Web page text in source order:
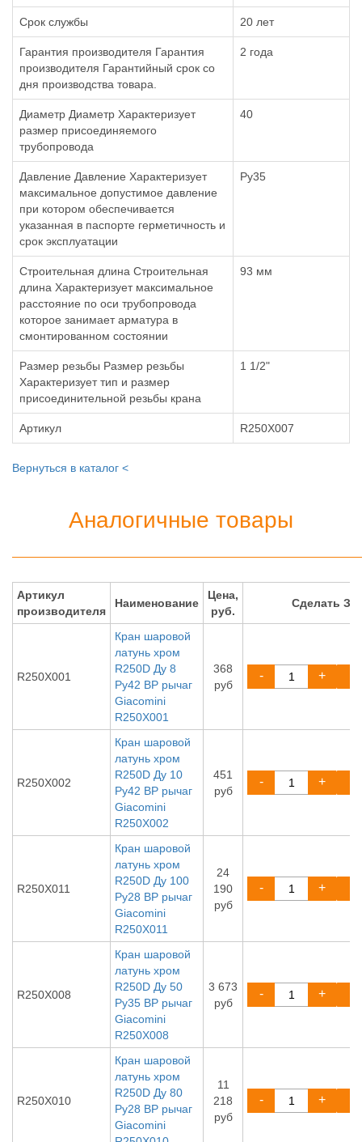
Срок службы 20 лет
Гарантия производителя Гарантия
производителя Гарантийный срок со
дня производства товара.
2 года
Диаметр Диаметр Характеризует
размер присоединяемого
трубопровода
40
Давление Давление Характеризует
максимальное допустимое давление
при котором обеспечивается
указанная в паспорте герметичность и
срок эксплуатации
Ру35
Строительная длина Строительная
длина Характеризует максимальное
расстояние по оси трубопровода
которое занимает арматура в
смонтированном состоянии
93 мм
Размер резьбы Размер резьбы
Характеризует тип и размер
присоединительной резьбы крана
1 1/2"
Артикул R250X007
Вернуться в каталог <
Аналогичные товары
Артикул
производителя
Наименование
Цена,
руб.
Сделать
R250X001
Кран шаровой
латунь хром
R250D Ду 8
Ру42 ВР рычаг
Giacomini
R250X001
368
руб
- +
R250X002
Кран шаровой
латунь хром
R250D Ду 10
Ру42 ВР рычаг
Giacomini
R250X002
451
руб
- +
R250X011
Кран шаровой
латунь хром
R250D Ду 100
Ру28 ВР рычаг
Giacomini
R250X011
24
190
руб
- +
R250X008
Кран шаровой
латунь хром
R250D Ду 50
Ру35 ВР рычаг
Giacomini
R250X008
3 673
руб
- +
R250X010
Кран шаровой
латунь хром
R250D Ду 80
Ру28 ВР рычаг
Giacomini
11
218
руб
- +